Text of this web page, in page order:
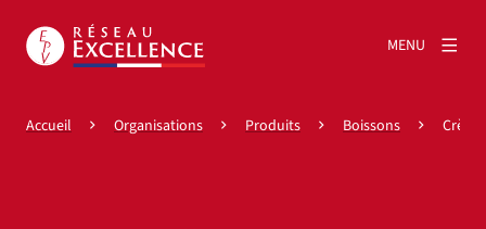
MENU
Accueil Organisations Produits Boissons